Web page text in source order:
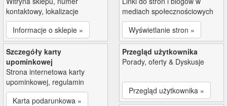
kontaktowy, lokalizacje
Informacje o sklepie »
mediach społecznościowych
Wyświetlanie stron »
Szczegóły karty
upominkowej
Strona internetowa karty
upominkowej, regulamin
Karta podarunkowa »
Przegląd użytkownika
Porady, oferty & Dyskusje
Przegląd użytkownika »